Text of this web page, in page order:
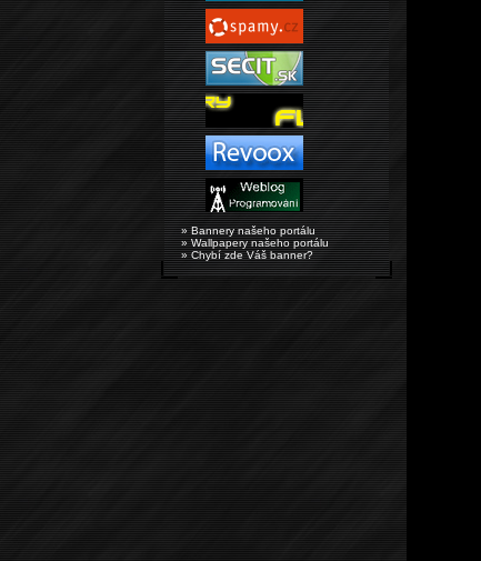
» Bannery našeho portálu
» Wallpapery našeho portálu
» Chybí zde Váš banner?